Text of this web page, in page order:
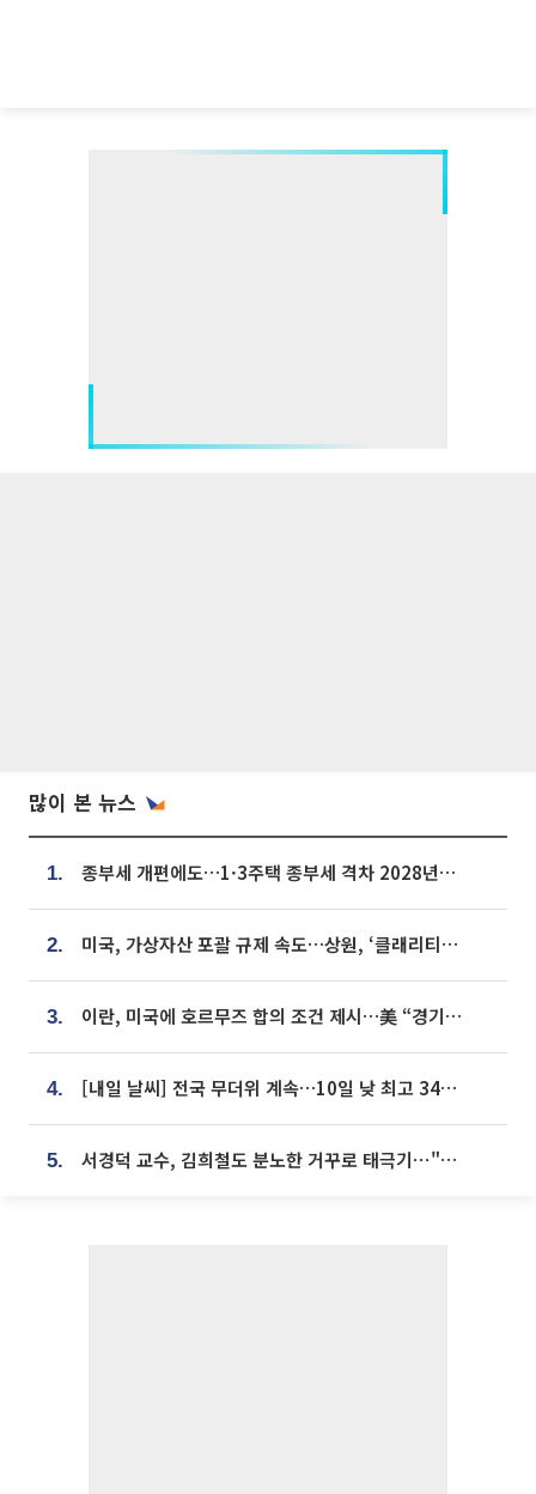
많이 본 뉴스
1. 종부세 개편에도…1·3주택 종부세 격차 2028년부터 확대
2. 미국, 가상자산 포괄 규제 속도…상원, ‘클래리티법’ 9월 절차투표 추진
3. 이란, 미국에 호르무즈 합의 조건 제시…美 “경기 아직 안 끝나” [종합]
4. [내일 날씨] 전국 무더위 계속…10일 낮 최고 34도 육박
5. 서경덕 교수, 김희철도 분노한 거꾸로 태극기⋯"엉터리는 아냐, 아쉬울 뿐"